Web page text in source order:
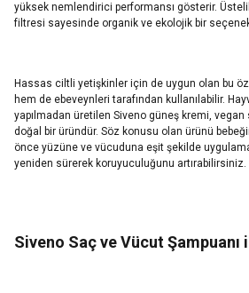
yüksek nemlendirici performansı gösterir.
filtresi sayesinde organik ve ekolojik bir
Hassas ciltli yetişkinler için de uygun olan bu
hem de ebeveynleri tarafından kullanılabilir.
yapılmadan üretilen Siveno güneş kremi,
doğal bir üründür. Söz konusu olan ürünü
önce yüzüne ve vücuduna eşit şekilde
yeniden sürerek koruyuculuğunu artırabilirsiniz.
Siveno Saç ve Vücut